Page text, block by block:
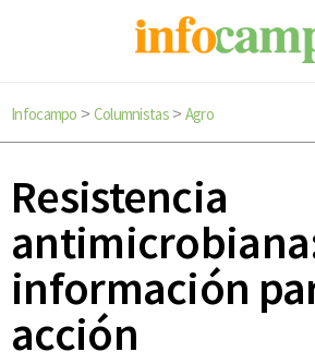
Infocampo > Columnistas> Agro
Resistencia
información
acción